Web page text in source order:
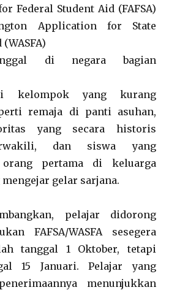
Federal Student Aid (FAFSA)
Application for State
di negara bagian
kelompok yang kurang
remaja di panti asuhan,
yang secara historis
dan siswa yang
orang pertama di keluarga
gelar sarjana.
pelajar didorong
FAFSA/WASFA sesegera
tanggal 1 Oktober, tetapi
15 Januari. Pelajar yang
menunjukkan